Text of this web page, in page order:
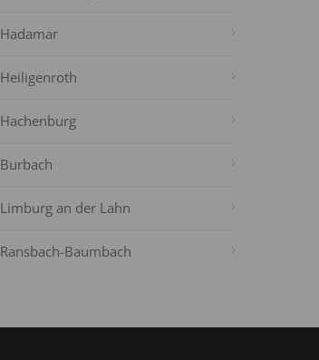
Hadamar
Heiligenroth
Hachenburg
Burbach
Limburg an der Lahn
Ransbach-Baumbach